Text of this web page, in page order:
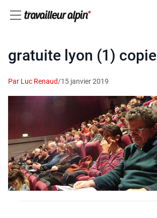
gratuite lyon (1) copie
Par Luc Renaud/15 janvier 2019